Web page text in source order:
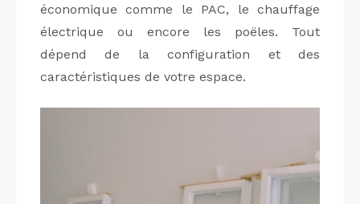
économique comme le PAC, le chauffage
électrique ou encore les poëles. Tout
dépend de la configuration et des
caractéristiques de votre espace.